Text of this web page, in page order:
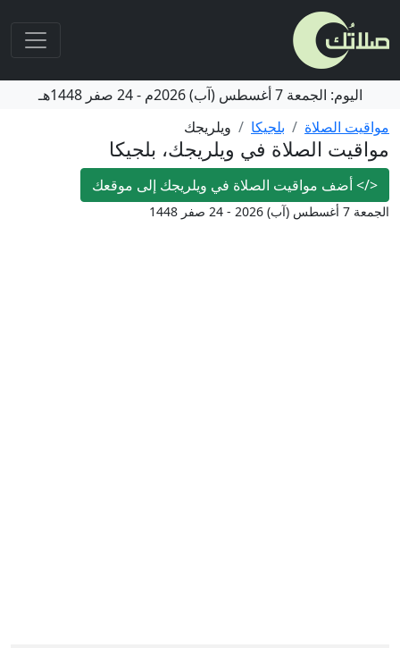
اليوم: الجمعة 7 أغسطس (آب) 2026م -24 صفر 1448هـ
مواقيت الصلاة
بلجيكا ويلريجك
مواقيت الصلاة في ويلريجك، بلجيكا
</>أضف مواقيت الصلاة في ويلريجك إلى موقعك
الجمعة 7 أغسطس (آب) 2026 - 24 صفر 1448